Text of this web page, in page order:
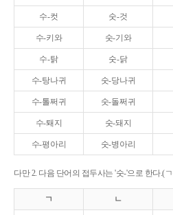
수-컷 숫-것
수-키와 숫-기와
수-탉 숫-닭
수-탕나귀 숫-당나귀
수-톨쩌귀 숫-돌쩌귀
수-퇘지 숫-돼지
수-평아리 숫-병아리
다만 2. 다음 단어의 접두사는 '숫-'으로 한다.(
ㄱ ㄴ